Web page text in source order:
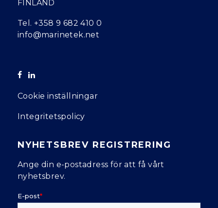
FINLAND
Tel. +358 9 682 410 0
info@marinetek.net
Cookie inställningar
Integritetspolicy
NYHETSBREV REGISTRERING
Ange din e-postadress för att få vårt
nyhetsbrev.